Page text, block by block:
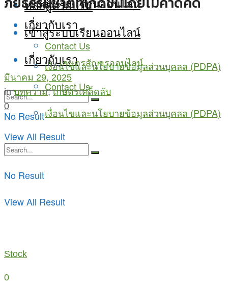
หลักสูตรอบรม
เข้าสู่ระบบเรียนออนไลน์
เกี่ยวกับเรา
Contact Us
เงื่อนไขและนโยบายข้อมูลส่วนบุคลล (PDPA)
No Result
View All Result
เข้าสู่ระบบเรียนออนไลน์
เกี่ยวกับเรา
Contact Us
เงื่อนไขและนโยบายข้อมูลส่วนบุคลล (PDPA)
No Result
View All Result
by เกษตรสัญจรออนไลน์
มีนาคม 29, 2025
in บทความ,เกษตรเคล็ดลับ
0
Stock
0